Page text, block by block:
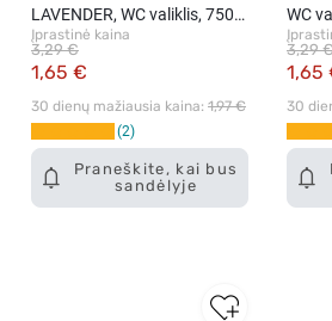
Praneškite, kai bus
sandėlyje
LAVENDER, WC valiklis, 750
ml
Įprastinė kaina
1,65 €
3,29 €
30 dienų mažiausia kaina: 1,97 €
2
WC
1,65
3,29
30